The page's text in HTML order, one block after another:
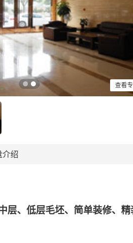
查看
介绍
层、低层毛坯、简单装修、